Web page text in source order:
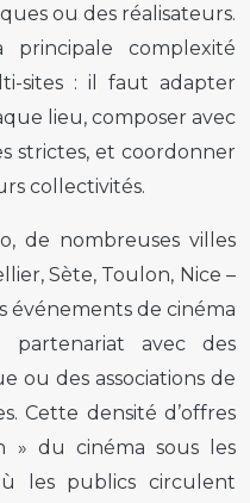
ou des réalisateurs.
principale complexité
sites : il faut adapter
lieu, composer avec
strictes, et coordonner
collectivités.
de nombreuses villes
Sète, Toulon, Nice –
de cinéma
avec des
ou des associations de
Cette densité d’offres
» du cinéma sous les
les publics circulent